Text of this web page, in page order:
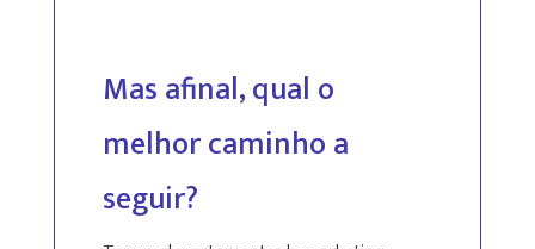
Mas afinal, qual o
melhor caminho a
seguir?